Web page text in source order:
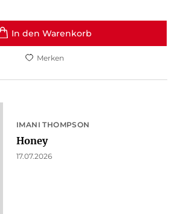
In den Warenkorb
Merken
IMANI THOMPSON
Honey
17.07.2026